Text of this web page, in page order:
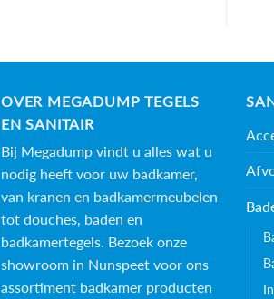
OVER MEGADUMP TEGELS
EN SANITAIR
Bij Megadump vindt u alles wat u
nodig heeft voor uw badkamer,
van kranen en badkamermeubelen
tot douches, baden en
badkamertegels . Bezoek onze
showroom in Nunspeet voor ons
assortiment badkamer producten